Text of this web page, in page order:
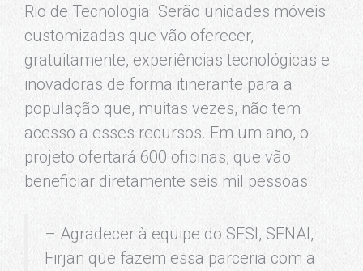
Rio de Tecnologia. Serão unidades móveis
customizadas que vão oferecer,
gratuitamente, experiências tecnológicas e
inovadoras de forma itinerante para a
população que, muitas vezes, não tem
acesso a esses recursos. Em um ano, o
projeto ofertará 600 oficinas, que vão
beneficiar diretamente seis mil pessoas.
– Agradecer à equipe do SESI, SENAI,
Firjan que fazem essa parceria com a